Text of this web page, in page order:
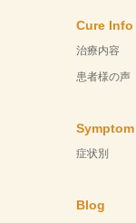
Cure Info
治療内容
患者様の声
Symptom
症状別
Blog